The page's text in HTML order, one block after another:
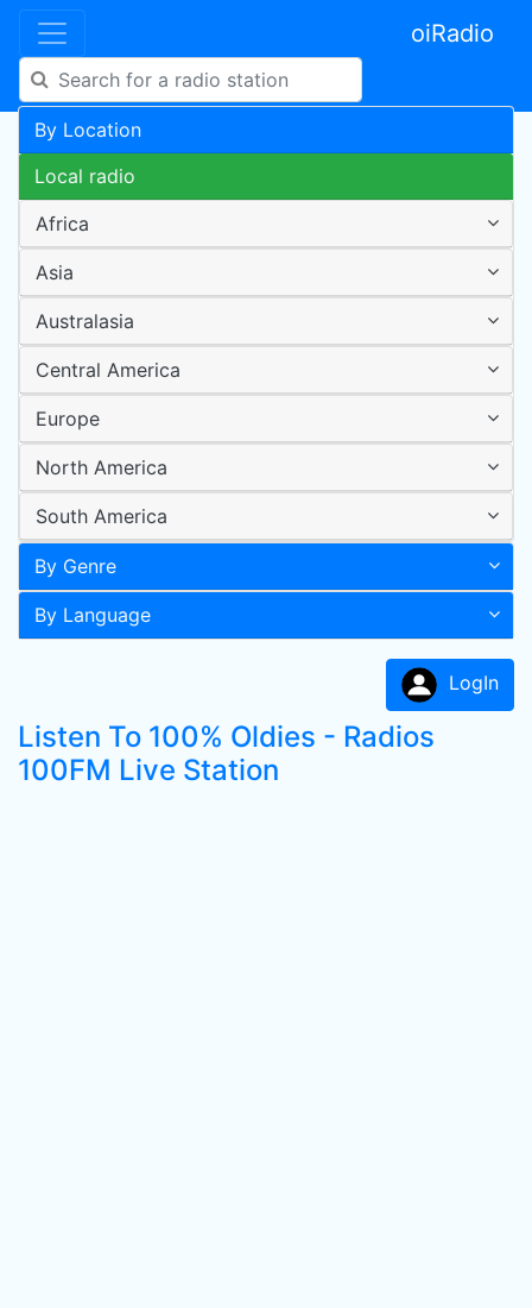
oiRadio
By Location
Local radio
Africa
Asia
Australasia
Central America
Europe
North America
South America
By Genre
By Language
LogIn
Listen To 100% Oldies - Radios
100FM Live Station